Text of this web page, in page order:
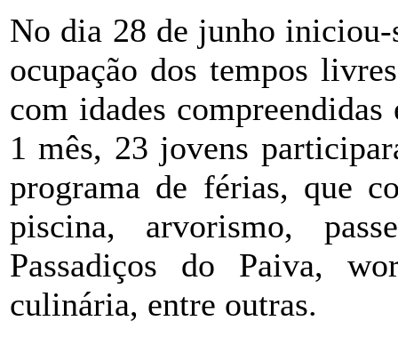
No dia 28 de junho
ocupação dos tempos
com idades
1 mês, 23 jovens
programa de férias, que
piscina, arvorismo,
Passadiços do Paiva,
culinária, entre outras.